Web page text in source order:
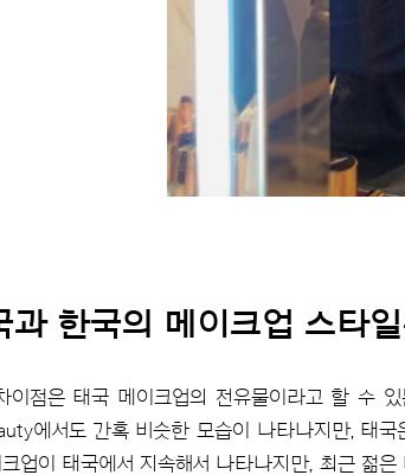
과 한국의 메이크업 스타
이점은 태국 메이크업의 전유물이라고 할 수
에서도 간혹 비슷한 모습이 나타나지만, 태
업이 태국에서 지속해서 나타나지만, 최근 젊